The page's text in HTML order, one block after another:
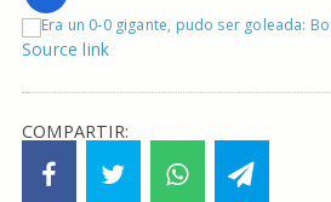
Source link
COMPARTIR: